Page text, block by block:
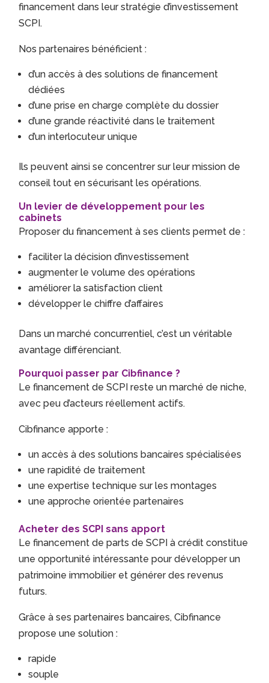
financement dans leur stratégie d’investissement
SCPI.
Nos partenaires bénéficient :
d’un accès à des solutions de financement
dédiées
d’une prise en charge complète du dossier
d’une grande réactivité dans le traitement
d’un interlocuteur unique
Ils peuvent ainsi se concentrer sur leur mission de
conseil tout en sécurisant les opérations.
Un levier de développement pour les
cabinets
Proposer du financement à ses clients permet de :
faciliter la décision d’investissement
augmenter le volume des opérations
améliorer la satisfaction client
développer le chiffre d’affaires
Dans un marché concurrentiel, c’est un véritable
avantage différenciant.
Pourquoi passer par Cibfinance ?
Le financement de SCPI reste un marché de niche,
avec peu d’acteurs réellement actifs.
Cibfinance apporte :
un accès à des solutions bancaires spécialisées
une rapidité de traitement
une expertise technique sur les montages
une approche orientée partenaires
Acheter des SCPI sans apport
Le financement de parts de SCPI à crédit constitue
une opportunité intéressante pour développer un
patrimoine immobilier et générer des revenus
futurs.
Grâce à ses partenaires bancaires, Cibfinance
propose une solution :
rapide
souple